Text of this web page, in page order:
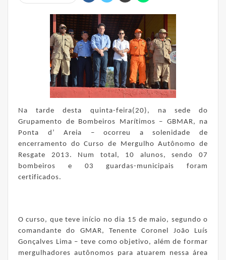
Na tarde desta quinta-feira(20), na sede do
Grupamento de Bombeiros Marítimos – GBMAR, na
Ponta d’ Areia – ocorreu a solenidade de
encerramento do Curso de Mergulho Autônomo de
Resgate 2013. Num total, 10 alunos, sendo 07
bombeiros e 03 guardas-municipais foram
certificados.
O curso, que teve início no dia 15 de maio, segundo o
comandante do GMAR, Tenente Coronel João Luís
Gonçalves Lima – teve como objetivo, além de formar
mergulhadores autônomos para atuarem nessa área